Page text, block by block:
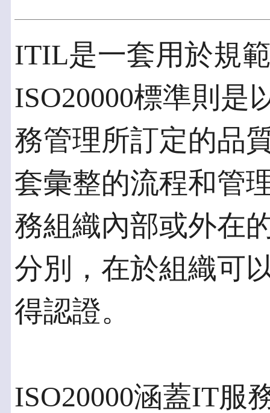
ITIL是一套用於規
ISO20000標準則
務管理所訂定的品
套彙整的流程和管
務組織內部或外在
分別，在於組織可
得認證。
ISO20000涵蓋IT服